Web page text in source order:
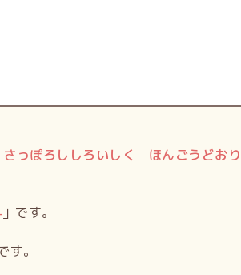
っぽろししろいしく ほんごうどおり
」です。
す。